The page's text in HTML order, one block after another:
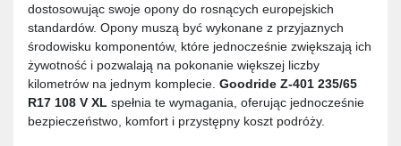
dostosowując swoje opony do rosnących europejskich
standardów. Opony muszą być wykonane z przyjaznych
środowisku komponentów, które jednocześnie zwiększają ich
żywotność i pozwalają na pokonanie większej liczby
kilometrów na jednym komplecie. Goodride Z-401 235/65
R17 108 V XL spełnia te wymagania, oferując jednocześnie
bezpieczeństwo, komfort i przystępny koszt podróży.